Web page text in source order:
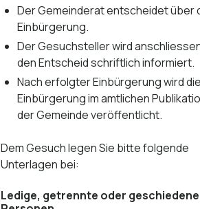
Der Gemeinderat entscheidet über
Einbürgerung.
Der Gesuchsteller wird
den Entscheid schriftlich informiert.
Nach erfolgter Einbürgerung wird die
Einbürgerung im amtlichen
der Gemeinde veröffentlicht.
Dem Gesuch legen Sie bitte folgende
Unterlagen bei:
Ledige, getrennte oder geschiedene